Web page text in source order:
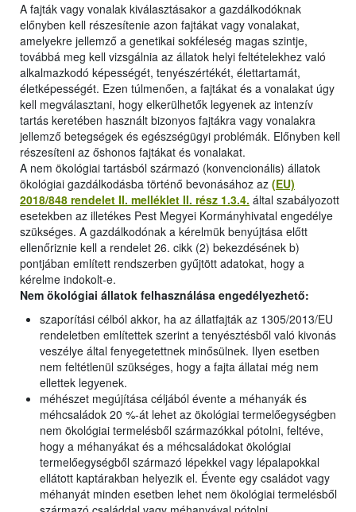
A fajták vagy vonalak kiválasztásakor a gazdálkodóknak
előnyben kell részesítenie azon fajtákat vagy vonalakat,
amelyekre jellemző a genetikai sokféleség magas szintje,
továbbá meg kell vizsgálnia az állatok helyi feltételekhez való
alkalmazkodó képességét, tenyészértékét, élettartamát,
életképességét. Ezen túlmenően, a fajtákat és a vonalakat úgy
kell megválasztani, hogy elkerülhetők legyenek az intenzív
tartás keretében használt bizonyos fajtákra vagy vonalakra
jellemző betegségek és egészségügyi problémák. Előnyben kell
részesíteni az őshonos fajtákat és vonalakat.
A nem ökológiai tartásból származó (konvencionális) állatok
ökológiai gazdálkodásba történő bevonásához az (EU)
2018/848 rendelet II. melléklet II. rész 1.3.4. által szabályozott
esetekben az illetékes Pest Megyei Kormányhivatal engedélye
szükséges. A gazdálkodónak a kérelmük benyújtása előtt
ellenőriznie kell a rendelet 26. cikk (2) bekezdésének b)
pontjában említett rendszerben gyűjtött adatokat, hogy a
kérelme indokolt-e.
Nem ökológiai állatok felhasználása engedélyezhető:
szaporítási célból akkor, ha az állatfajták az 1305/2013/EU
rendeletben említettek szerint a tenyésztésből való kivonás
veszélye által fenyegetettnek minősülnek. Ilyen esetben
nem feltétlenül szükséges, hogy a fajta állatai még nem
ellettek legyenek.
méhészet megújítása céljából évente a méhanyák és
méhcsaládok 20 %-át lehet az ökológiai termelőegységben
nem ökológiai termelésből származókkal pótolni, feltéve,
hogy a méhanyákat és a méhcsaládokat ökológiai
termelőegységből származó lépekkel vagy lépalapokkal
ellátott kaptárakban helyezik el. Évente egy családot vagy
méhanyát minden esetben lehet nem ökológiai termelésből